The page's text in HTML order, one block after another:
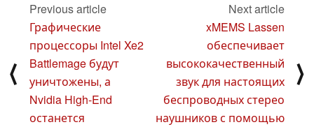
27 March 2026
⟨
Previous article
Графические
процессоры Intel Xe2
Battlemage будут
уничтожены, а
Nvidia High-End
останется
Next article
xMEMS Lassen
обеспечивает
высококачественный
звук для настоящих
беспроводных стерео
наушников с помощью
⟩